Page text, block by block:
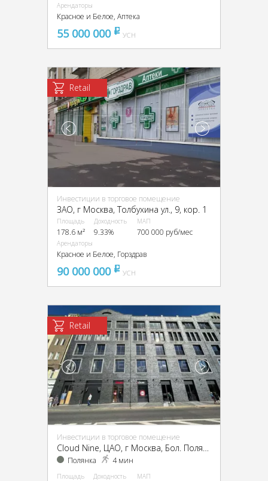
Арендаторы
Красное и Белое, Аптека
55 000 000 pуб
УСН
Retail
Инвестиции в торговое помещение
ЗАО, г Москва, Толбухина ул., 9, кор. 1
Площадь
178.6 м²
Доходность
9.33%
МАП
700 000 руб/мес
Арендаторы
Красное и Белое, Горздрав
90 000 000 pуб
УСН
Retail
Инвестиции в торговое помещение
Полянка 4 мин
Площадь Доходность МАП